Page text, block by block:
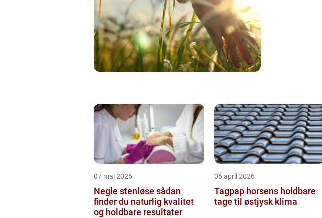
07 maj 2026
Negle stenløse sådan
finder du naturlig kvalitet
og holdbare resultater
06 april 2026
Tagpap horsens holdbare
tage til østjysk klima